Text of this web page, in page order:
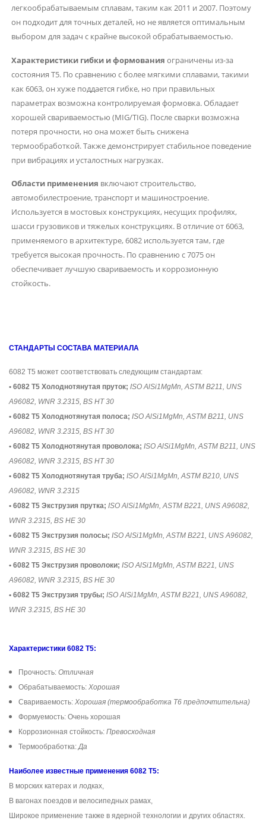
легкообрабатываемым сплавам, таким как 2011 и 2007. Поэтому
он подходит для точных деталей, но не является оптимальным
выбором для задач с крайне высокой обрабатываемостью.
Характеристики гибки и формования ограничены из-за
состояния T5. По сравнению с более мягкими сплавами, такими
как 6063, он хуже поддается гибке, но при правильных
параметрах возможна контролируемая формовка. Обладает
хорошей свариваемостью (MIG/TIG). После сварки возможна
потеря прочности, но она может быть снижена
термообработкой. Также демонстрирует стабильное поведение
при вибрациях и усталостных нагрузках.
Области применения включают строительство,
автомобилестроение, транспорт и машиностроение.
Используется в мостовых конструкциях, несущих профилях,
шасси грузовиков и тяжелых конструкциях. В отличие от 6063,
применяемого в архитектуре, 6082 используется там, где
требуется высокая прочность. По сравнению с 7075 он
обеспечивает лучшую свариваемость и коррозионную
стойкость.
СТАНДАРТЫ СОСТАВА МАТЕРИАЛА
6082 T5 может соответствовать следующим стандартам:
• 6082 T5 Холоднотянутая пруток; ISO AlSi1MgMn, ASTM B211, UNS
A96082, WNR 3.2315, BS HT 30
• 6082 T5 Холоднотянутая полоса; ISO AlSi1MgMn, ASTM B211, UNS
A96082, WNR 3.2315, BS HT 30
• 6082 T5 Холоднотянутая проволока; ISO AlSi1MgMn, ASTM B211, UNS
A96082, WNR 3.2315, BS HT 30
• 6082 T5 Холоднотянутая труба; ISO AlSi1MgMn, ASTM B210, UNS
A96082, WNR 3.2315
• 6082 T5 Экструзия прутка; ISO AlSi1MgMn, ASTM B221, UNS A96082,
WNR 3.2315, BS HE 30
• 6082 T5 Экструзия полосы; ISO AlSi1MgMn, ASTM B221, UNS A96082,
WNR 3.2315, BS HE 30
• 6082 T5 Экструзия проволоки; ISO AlSi1MgMn, ASTM B221, UNS
A96082, WNR 3.2315, BS HE 30
• 6082 T5 Экструзия трубы; ISO AlSi1MgMn, ASTM B221, UNS A96082,
WNR 3.2315, BS HE 30
Характеристики 6082 T5:
Прочность: Отличная
Обрабатываемость: Хорошая
Свариваемость: Хорошая (термообработка T6 предпочтительна)
Формуемость: Очень хорошая
Коррозионная стойкость: Превосходная
Термообработка:Да
Наиболее известные применения 6082 T5:
В морских катерах и лодках,
В вагонах поездов и велосипедных рамах,
Широкое применение также в ядерной технологии и других областях.